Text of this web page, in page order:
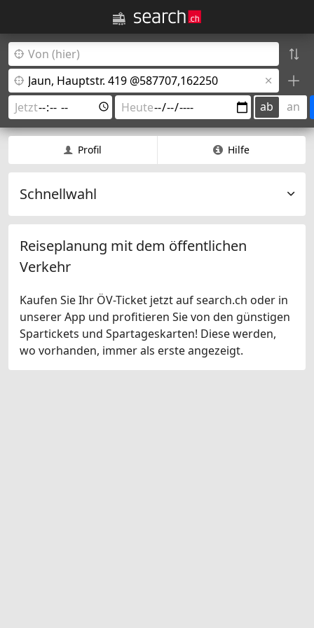
ab an
Profil Hilfe
Schnellwahl
Reiseplanung mit dem öffentlichen
Verkehr
Kaufen Sie Ihr ÖV-Ticket jetzt auf search.ch oder in
unserer App und profitieren Sie von den günstigen
Spartickets und Spartageskarten! Diese werden,
wo vorhanden, immer als erste angezeigt.